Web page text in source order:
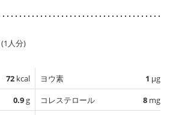
(1人分)
72 kcal
0.9g
ヨウ素 1 µg
コレステロール
8 mg